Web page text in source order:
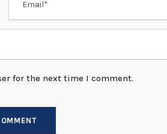
for the next time I comment.